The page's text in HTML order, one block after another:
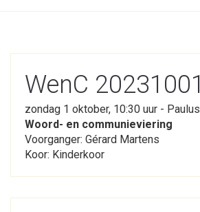
WenC 20231001
zondag 1 oktober, 10:30 uur - Paulus
Woord- en communieviering
Voorganger: Gérard Martens
Koor: Kinderkoor